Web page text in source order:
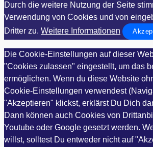
Durch die weitere Nutzung der Seite
Verwendung von Cookies und von
Dritter zu. Weitere Informationen
Die Cookie-Einstellungen auf dieser
"Cookies zulassen" eingestellt, um das
ermöglichen. Wenn du diese Website
Cookie-Einstellungen verwendest
"Akzeptieren" klickst, erklärst Du Dich
Dann können auch Cookies von
Youtube oder Google gesetzt werden.
willst, solltest Du entweder nicht auf